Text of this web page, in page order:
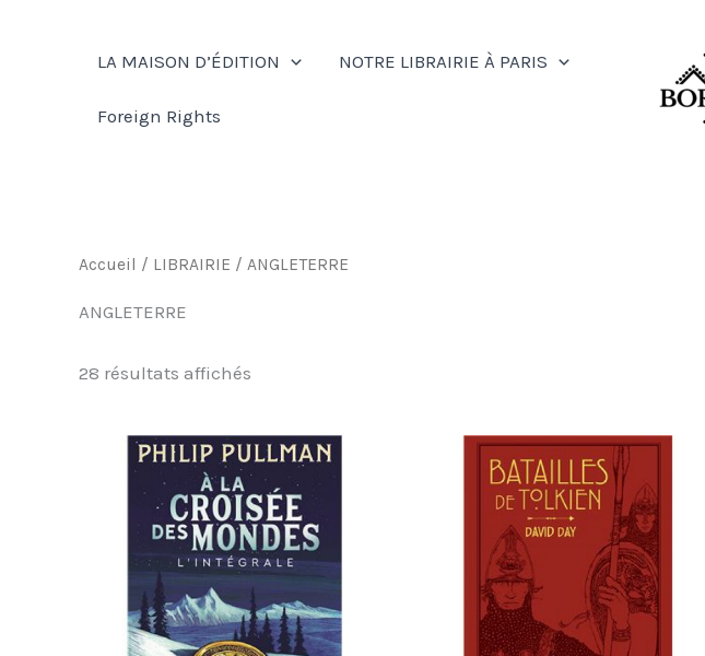
LA MAISON D’ÉDITION NOTRE LIBRAIRIE À PARIS
Foreign Rights
Accueil / LIBRAIRIE / ANGLETERRE
ANGLETERRE
28 résultats affichés